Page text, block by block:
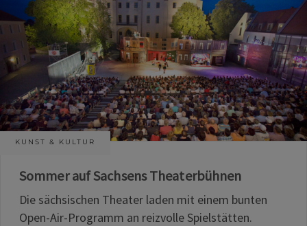
KUNST & KULTUR
Sommer auf Sachsens Theaterbühnen
Die sächsischen Theater laden mit einem bunten
Open-Air-Programm an reizvolle Spielstätten.